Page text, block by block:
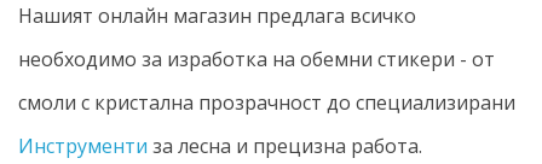
Нашият онлайн магазин предлага всичко
необходимо за изработка на обемни стикери - от
смоли с кристална прозрачност до специализирани
Инструменти за лесна и прецизна работа.